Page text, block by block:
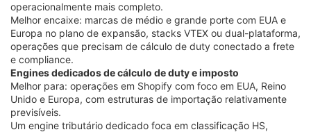
operacionalmente mais completo.
Melhor encaixe: marcas de médio e grande porte com EUA e
Europa no plano de expansão, stacks VTEX ou dual-plataforma,
operações que precisam de cálculo de duty conectado a frete
e compliance.
Engines dedicados de cálculo de duty e imposto
Melhor para: operações em Shopify com foco em EUA, Reino
Unido e Europa, com estruturas de importação relativamente
previsíveis.
Um engine tributário dedicado foca em classificação HS,